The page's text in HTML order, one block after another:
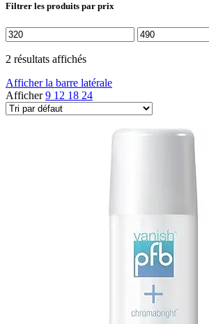
Filtrer les produits par prix
Prix
min
Prix
max
2 résultats affichés
Afficher la barre latérale
Afficher9 12 18 24